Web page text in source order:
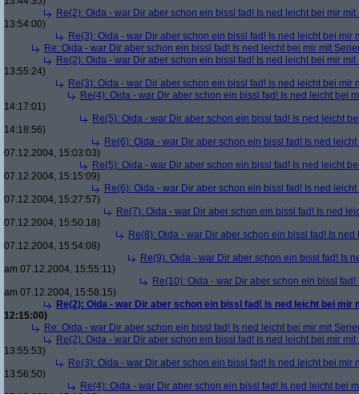
Re(2): Oida - war Dir aber schon ein bissl fad! Is ned leicht bei mir mit
13:54:00)
Re(3): Oida - war Dir aber schon ein bissl fad! Is ned leicht bei mir
Re: Oida - war Dir aber schon ein bissl fad! Is ned leicht bei mir mit
Re(2): Oida - war Dir aber schon ein bissl fad! Is ned leicht bei mir mit
13:55:24)
Re(3): Oida - war Dir aber schon ein bissl fad! Is ned leicht bei mir
Re(4): Oida - war Dir aber schon ein bissl fad! Is ned leicht bei
14:17:01)
Re(5): Oida - war Dir aber schon ein bissl fad! Is ned leicht
14:18:56)
Re(6): Oida - war Dir aber schon ein bissl fad! Is ned
07.12.2004, 15:03:03)
Re(5): Oida - war Dir aber schon ein bissl fad! Is ned leicht
07.12.2004, 15:15:09)
Re(6): Oida - war Dir aber schon ein bissl fad! Is ned
07.12.2004, 15:27:57)
Re(7): Oida - war Dir aber schon ein bissl fad! Is ned
07.12.2004, 15:50:18)
Re(8): Oida - war Dir aber schon ein bissl fad! Is
07.12.2004, 15:54:08)
Re(9): Oida - war Dir aber schon ein bissl fad! Is
am 07.12.2004, 15:55:11)
Re(10): Oida - war Dir aber schon ein bissl
am 07.12.2004, 15:58:15)
Re(2): Oida - war Dir aber schon ein bissl fad! Is ned leicht bei mir
12:15:00)
Re: Oida - war Dir aber schon ein bissl fad! Is ned leicht bei mir mit
Re(2): Oida - war Dir aber schon ein bissl fad! Is ned leicht bei mir mit
13:55:53)
Re(3): Oida - war Dir aber schon ein bissl fad! Is ned leicht bei mir
13:56:50)
Re(4): Oida - war Dir aber schon ein bissl fad! Is ned leicht bei